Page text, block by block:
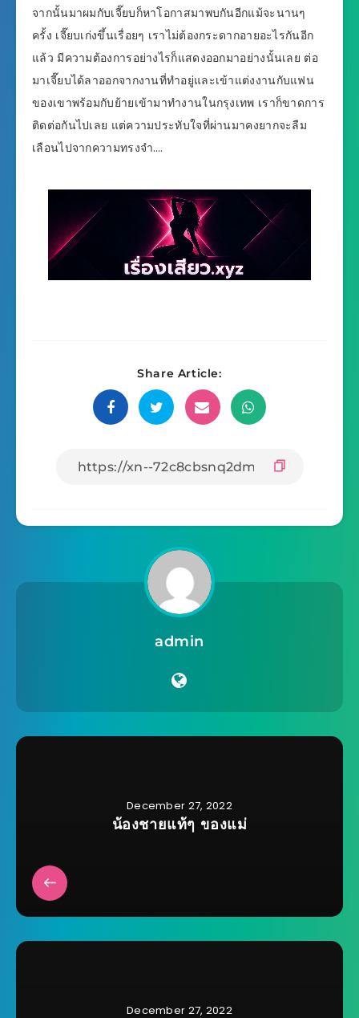
จากนั้นมาผมกับเจี๊ยบก็หาโอกาสมาพบกันอีกแม้จะนานๆ
ครั้ง เจี๊ยบเก่งขึ้นเรื่อยๆ เราไม่ต้องกระดากอายอะไรกันอีก
แล้ว มีความต้องการอย่างไรก็แสดงออกมาอย่างนั้นเลย ต่อ
มาเจี๊ยบได้ลาออกจากงานที่ทำอยู่และเข้าแต่งงานกับแฟน
ของเขาพร้อมกับย้ายเข้ามาทำงานในกรุงเทพ เราก็ขาดการ
ติดต่อกันไปเลย แต่ความประทับใจที่ผ่านมาคงยากจะลืม
เลือนไปจากความทรงจำ….
Share Article:
admin
December 27, 2022
น้องชายแท้ๆ ของแม่
December 27, 2022